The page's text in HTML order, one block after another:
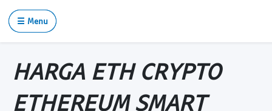
☰ Menu
HARGA ETH CRYPTO
ETHEREUM SMART